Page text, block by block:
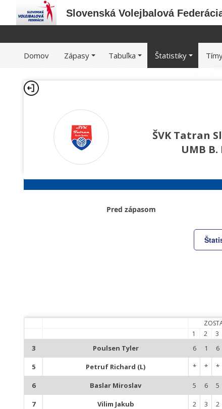
Slovenská Volejbalová
Domov Zápasy Tabuľka Štatistiky
ŠVK Tatran
UMB
Pred zápasom
1
2 3
3 Poulsen Tyler 6 1 6
5 Petruf Richard (L) * * *
6 Baslar Miroslav 5 6 5
7 Vilim Jakub 2 3 2